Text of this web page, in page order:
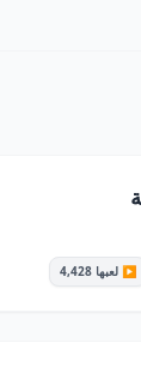
▶️ لعبها 4,428